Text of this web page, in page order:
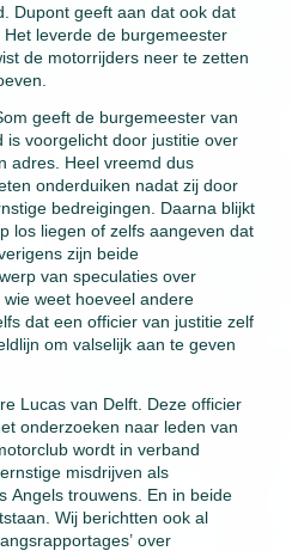
Dupont geeft aan dat ook dat
leverde de burgemeester
de motorrijders neer te zetten
geeft de burgemeester van
is voorgelicht door justitie over
adres. Heel vreemd dus
onderduiken nadat zij door
bedreigingen. Daarna blijkt
los liegen of zelfs aangeven dat
zijn beide
van speculaties over
weet hoeveel andere
dat een officier van justitie zelf
om valselijk aan te geven
Lucas van Delft. Deze officier
onderzoeken naar leden van
wordt in verband
misdrijven als
Angels trouwens. En in beide
Wij berichtten ook al
over